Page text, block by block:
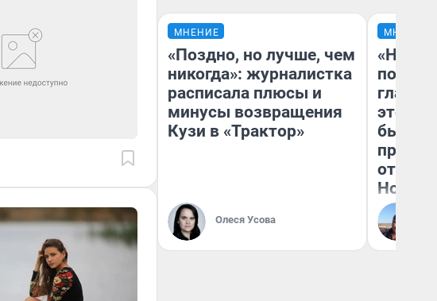
МНЕНИЕ
«Поздно, но лучше, чем
никогда»: журналистка
расписала плюсы и
минусы возвращения
Кузи в «Трактор»
Олеся Усова
МНЕНИЕ
этого
бьет
отзыв
Нолана